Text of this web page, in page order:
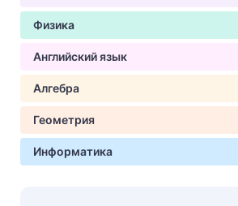
Физика
Английский язык
Алгебра
Геометрия
Информатика